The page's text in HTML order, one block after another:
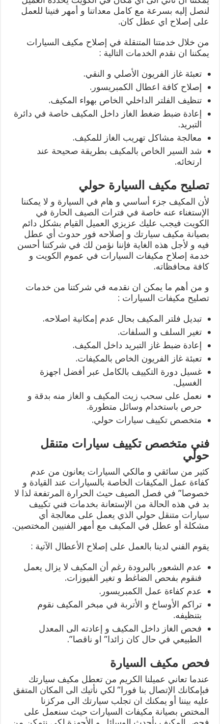
لنصل إليه بسرعة مع كامل معداتنا و أمهر فنينا للعمل
على إصلاح اي عطل كان.
من خلال خدمتنا المتنقلة في إصلاح مكيف السيارات
يمكننا ان نقدم الخدمات التالية :
تعبئة غاز الفريون الأصلي و النقي.
إصلاح كافة اعطال الكمبريسور.
تنظيف الفلتر الداخلي الخاص بهواء المكيف.
إعادة ضبط ضغط الغاز داخل المكيف خاصة في دائرة
التبريد.
معالجة مشاكل تهريب الغاز للمكيف.
شد السير الخاص بالمكيف بطريقة صحيحة عند
ارتخائه.
تصليح مكيف السيارة حولي
لأن المكيف جزء أساسي و هام في السيارة و لا يمكننا
الإستغناء عنه خاصة في فترات الصيف الحارة في
الكويت فيجب عليك عزيزي العميل القيام بشكل دائم
بصيانة مكيف سيارتك و إصلاحه فور حدوث أي عطل
فيه و لأجل هذه الغاية فإننا نؤمن لك في شركتنا أحسن
خدمة إصلاح مكيفات السيارات في عموم الكويت و
كافة محافظاته.
و من أهم ما يمكن ان نقدمه في شركتنا من خدمات
تصليح مكيفات السيارات :
تبديل فلتر المكيف بحال عدم إمكانية اصلاحه.
تغير السلف و السلفات.
إعادة ضبط غاز التبريد داخل المكيف.
تعبئة غاز الفريون الخاص بالمكيفات.
غسيل دورة التكييف بالكامل عبر أفضل اجهزة
الغسيل.
نعمل على سحب زيت المكيف و الغاز منه بدقة و
حرص باستخدام وسائل متطورة.
متخصص تكييف سيارات حولي.
فني متخصص تكييف سيارات متنقل
حولي
كثير من سائقي و مالكي السيارات يعانون من عدم
كفاءة عمل المكيفات الخاصة بالسيارات عند القيادة و
خصوصا” في فصل الصيف حيث الحرارة المرتفعة لذا لا
بد في هذه الحالة من الإستعانة بخدمات فني تكييف
سيارات متنقل حولي الذي يعمل على معالجة أي
مشكلة أو عطل في المكيف مع أمهر الفنيين المختصين.
يقوم الفني لدينا بالعمل على إصلاح الأعطال الآتية :
عدم الشعور بالبرودة رغم أن المكيف لا يزال يعمل
فنقوم بفحص الضاغط و تغير الفيوزات.
عدم كفاءة عمل الكمبريسور.
تراكم الأوساخ و الأتربة في مبخر المكيف نقوم
بتنظيفه.
فحص الغاز داخل المكيف و إعادته الى المعدل
الطبيعي في حال كان زائدا” او ناقصا”.
فحص مكيف السيارة
عندما تعاني عميلنا الكريم من تعطل مكيف سيارتك
فبإمكانك الإتصال بنا فورا” لكي نأتيك الى المكان المتفق
عليه بيننا أو يمكنك ان تجلب سيارتك الى مركزنا
المختص بصيانة مكيفات السيارات حيث سنعمل على